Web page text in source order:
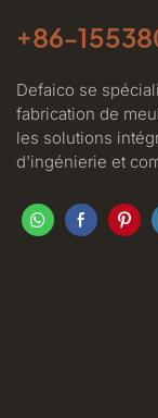
+86-
Defaico se
fabrication de
les solutions
d'ingénierie et